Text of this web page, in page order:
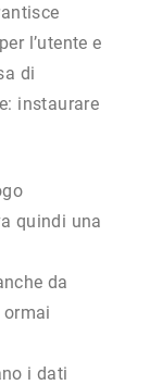
l’utente e
di
instaurare
quindi una
da
i dati